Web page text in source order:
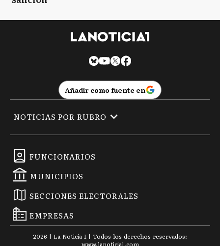
Añadir como fuente en
FUNCIONARIOS
MUNICIPIOS
SECCIONES ELECTORALES
EMPRESAS
NOTICIAS POR RUBRO
2026 | La Noticia 1 | Todos los derechos reservados:
www.lanoticia1.com